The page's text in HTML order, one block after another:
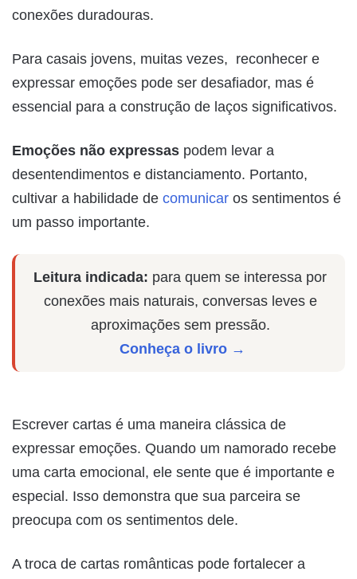
conexões duradouras.
Para casais jovens, muitas vezes, reconhecer e
expressar emoções pode ser desafiador, mas é
essencial para a construção de laços significativos.
Emoções não expressas podem levar a
desentendimentos e distanciamento. Portanto,
cultivar a habilidade de comunicar os sentimentos é
um passo importante.
Leitura indicada: para quem se interessa por
conexões mais naturais, conversas leves e
aproximações sem pressão.
Conheça o livro →
Escrever cartas é uma maneira clássica de
expressar emoções. Quando um namorado recebe
uma carta emocional, ele sente que é importante e
especial. Isso demonstra que sua parceira se
preocupa com os sentimentos dele.
A troca de cartas românticas pode fortalecer a